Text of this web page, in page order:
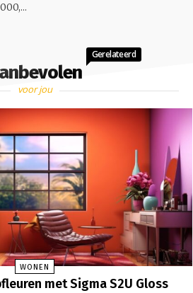
Gerelateerd
voor jou
WONEN
met Sigma S2U Gloss